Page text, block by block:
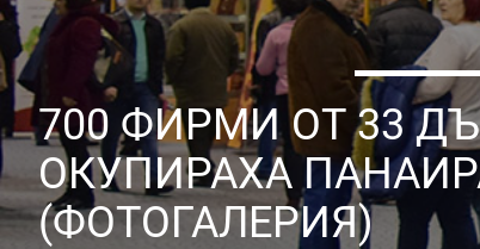
700 ФИРМИ ОТ 33
ОКУПИРАХА
(ФОТОГАЛЕРИЯ)